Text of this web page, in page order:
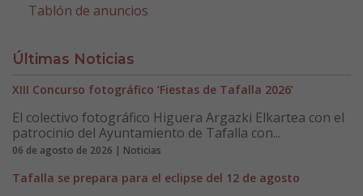
Tablón de anuncios
Últimas Noticias
XIII Concurso fotográfico ‘Fiestas de Tafalla 2026’
El colectivo fotográfico Higuera Argazki Elkartea con el
patrocinio del Ayuntamiento de Tafalla con...
06 de agosto de 2026 | Noticias
Tafalla se prepara para el eclipse del 12 de agosto